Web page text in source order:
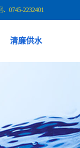
0745-2232401
清廉供水